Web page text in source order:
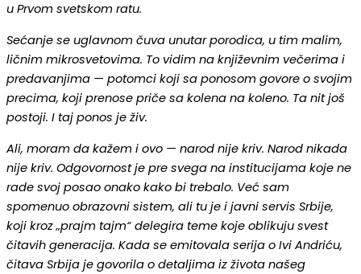
u Prvom svetskom ratu.
Sećanje se uglavnom čuva unutar porodica, u tim malim,
ličnim mikrosvetovima. To vidim na književnim večerima i
predavanjima — potomci koji sa ponosom govore o svojim
precima, koji prenose priče sa kolena na koleno. Ta nit još
postoji. I taj ponos je živ.
Ali, moram da kažem i ovo — narod nije kriv. Narod nikada
nije kriv. Odgovornost je pre svega na institucijama koje ne
rade svoj posao onako kako bi trebalo. Već sam
spomenuo obrazovni sistem, ali tu je i javni servis Srbije,
koji kroz „prajm tajm“ delegira teme koje oblikuju svest
čitavih generacija. Kada se emitovala serija o Ivi Andriću,
čitava Srbija je govorila o detaljima iz života našeg